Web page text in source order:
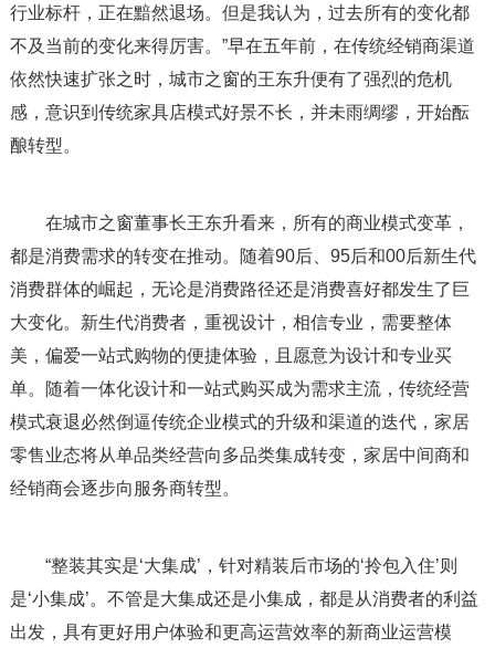
行业标杆，正在黯然退场。但是我认为，过去所有的变化都
不及当前的变化来得厉害。”早在五年前，在传统经销商渠道
依然快速扩张之时，城市之窗的王东升便有了强烈的危机
感，意识到传统家具店模式好景不长，并未雨绸缪，开始酝
酿转型。
在城市之窗董事长王东升看来，所有的商业模式变革，
都是消费需求的转变在推动。随着90后、95后和00后新生代
消费群体的崛起，无论是消费路径还是消费喜好都发生了巨
大变化。新生代消费者，重视设计，相信专业，需要整体
美，偏爱一站式购物的便捷体验，且愿意为设计和专业买
单。随着一体化设计和一站式购买成为需求主流，传统经营
模式衰退必然倒逼传统企业模式的升级和渠道的迭代，家居
零售业态将从单品类经营向多品类集成转变，家居中间商和
经销商会逐步向服务商转型。
“整装其实是‘大集成’，针对精装后市场的‘拎包入住’则
是‘小集成’。不管是大集成还是小集成，都是从消费者的利益
出发，具有更好用户体验和更高运营效率的新商业运营模